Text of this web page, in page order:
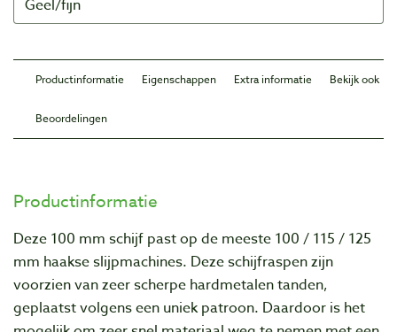
Productinformatie Eigenschappen Extra informatie Bekijk ook
Beoordelingen
Productinformatie
Deze 100 mm schijf past op de meeste 100 / 115 / 125
mm haakse slijpmachines. Deze schijfraspen zijn
voorzien van zeer scherpe hardmetalen tanden,
geplaatst volgens een uniek patroon. Daardoor is het